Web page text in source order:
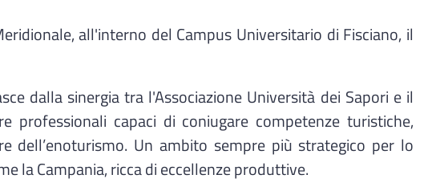
all'interno del Campus Universitario di Fisciano, il
dalla sinergia tra l'Associazione Università dei Sapori e il
professionali capaci di coniugare competenze turistiche,
dell’enoturismo. Un ambito sempre più strategico per lo
la Campania, ricca di eccellenze produttive.